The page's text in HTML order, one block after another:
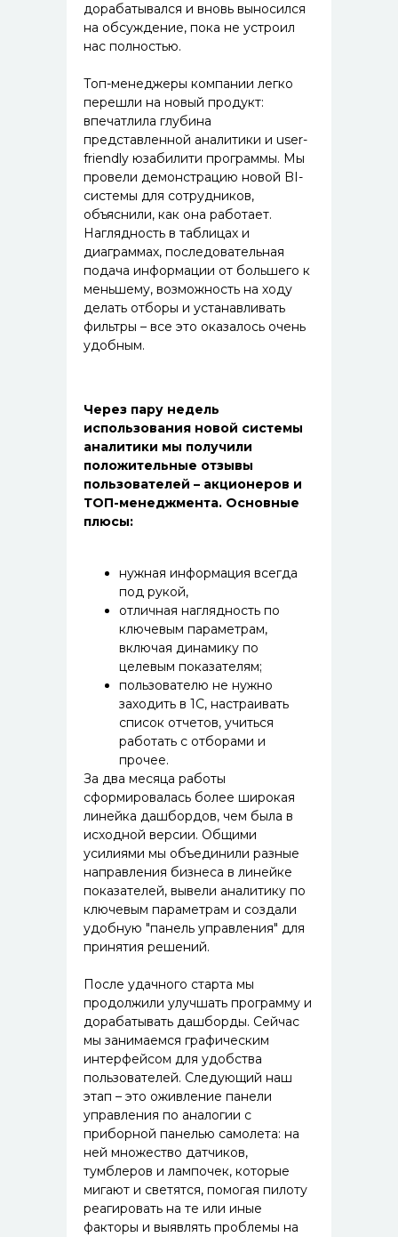
дорабатывался и вновь выносился
на обсуждение, пока не устроил
нас полностью.
Топ-менеджеры компании легко
перешли на новый продукт:
впечатлила глубина
представленной аналитики и user-
friendly юзабилити программы. Мы
провели демонстрацию новой BI-
системы для сотрудников,
объяснили, как она работает.
Наглядность в таблицах и
диаграммах, последовательная
подача информации от большего к
меньшему, возможность на ходу
делать отборы и устанавливать
фильтры – все это оказалось очень
удобным.
Через пару недель
использования новой системы
аналитики мы получили
положительные отзывы
пользователей – акционеров и
ТОП-менеджмента. Основные
плюсы:
нужная информация всегда
под рукой,
отличная наглядность по
ключевым параметрам,
включая динамику по
целевым показателям;
пользователю не нужно
заходить в 1С, настраивать
список отчетов, учиться
работать с отборами и
прочее.
За два месяца работы
сформировалась более широкая
линейка дашбордов, чем была в
исходной версии. Общими
усилиями мы объединили разные
направления бизнеса в линейке
показателей, вывели аналитику по
ключевым параметрам и создали
удобную "панель управления" для
принятия решений.
После удачного старта мы
продолжили улучшать программу и
дорабатывать дашборды. Сейчас
мы занимаемся графическим
интерфейсом для удобства
пользователей. Следующий наш
этап – это оживление панели
управления по аналогии с
приборной панелью самолета: на
ней множество датчиков,
тумблеров и лампочек, которые
мигают и светятся, помогая пилоту
реагировать на те или иные
факторы и выявлять проблемы на